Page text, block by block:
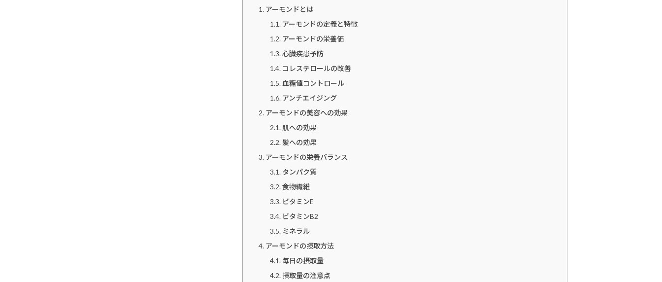
アーモンドとは
アーモンドの定義と特徴
アーモンドの栄養価
心臓疾患予防
コレステロールの改善
血糖値コントロール
アンチエイジング
アーモンドの美容への効果
肌への効果
髪への効果
アーモンドの栄養バランス
タンパク質
食物繊維
ビタミンE
ビタミンB2
ミネラル
アーモンドの摂取方法
毎日の摂取量
摂取量の注意点